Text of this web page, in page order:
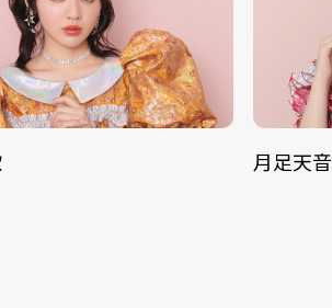
月足天音